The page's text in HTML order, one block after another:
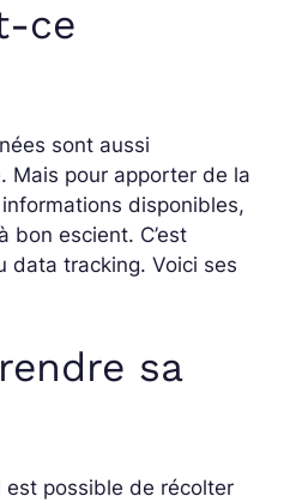
ce
sont aussi
Mais pour apporter de la
disponibles,
bon escient. C’est
data tracking. Voici ses
sa
possible de récolter